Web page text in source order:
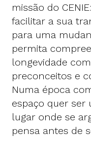
missão do
facilitar a sua
para uma
permita
longevidade
preconceitos e
Numa época
espaço quer ser
lugar onde se
pensa antes de